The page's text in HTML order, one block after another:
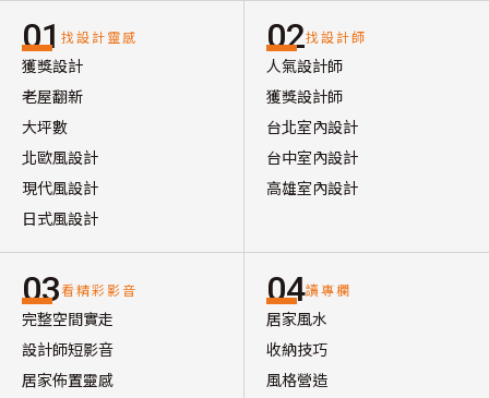
01 找設計靈感
獲獎設計
老屋翻新
大坪數
北歐風設計
現代風設計
日式風設計
02找設計師
人氣設計師
獲獎設計師
台北室內設計
台中室內設計
高雄室內設計
03看精彩影音
完整空間實走
設計師短影音
居家佈置靈感
04讀專欄
居家風水
收納技巧
風格營造